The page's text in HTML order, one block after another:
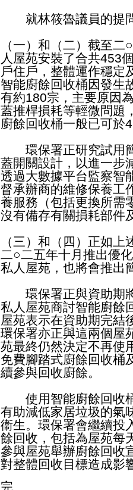
就林筱魯議員的提
（一）和（二）截至
人屋苑安裝了合共453
戶住戶，整體運作穩定
智能廚餘回收桶因發生
有約180宗，主要原因
蓋推桿損耗等輕微問題
廚餘回收桶一般已可於
環保署正研究試用簡
蓋開關設計，以進一步
透過大數據平台監察智
督承辦商的維修保養工
養服務（包括更換所需
沒有備存有關損耗部件
（三）和（四）正如
二○二五年十月推出優
私人屋苑，也將會推出
環保署正與資助期將
私人屋苑商討智能廚餘
屋苑表示在資助期完結
環保署亦正與這兩個屋
苑最終仍然決定不再使
免費腳踏式廚餘回收桶
續參與回收廚餘。
使用智能廚餘回收桶
有助減低家居垃圾的氣
衞生。環保署會繼續投
餘回收，包括為屋苑每
參與屋苑舉辦廚餘回收
對整體回收目標造成影
完